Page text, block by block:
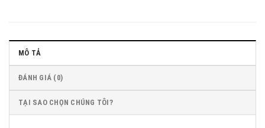
MÔ TẢ
ĐÁNH GIÁ (0)
TẠI SAO CHỌN CHÚNG TÔI?